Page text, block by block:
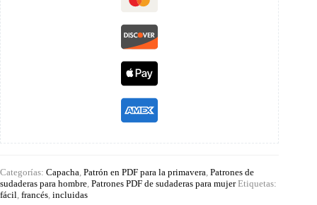
Categorías: Capacha Patrón en PDF para la primavera Patrones de
sudaderas para hombre Patrones PDF de sudaderas para mujer Etiquetas:
fácil francés incluidas